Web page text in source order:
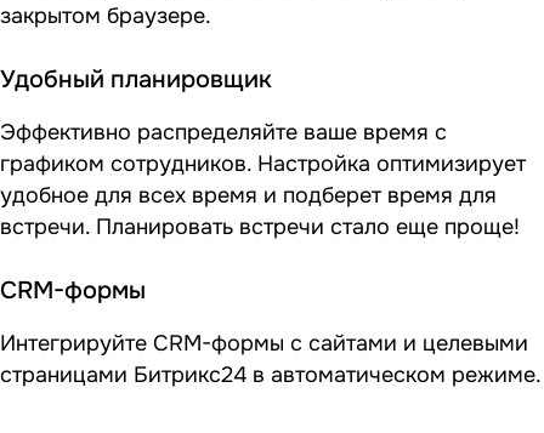
закрытом браузере.
Удобный планировщик
Эффективно распределяйте ваше время с
графиком сотрудников. Настройка оптимизирует
удобное для всех время и подберет время для
встречи. Планировать встречи стало еще проще!
CRM-формы
Интегрируйте CRM-формы с сайтами и целевыми
страницами Битрикс24 в автоматическом режиме.